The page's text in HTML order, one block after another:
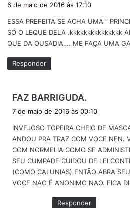
s
e
:
6 de maio de 2016 às 17:10
ESSA PREFEITA SE ACHA UMA ”
SÓ O LEQUE DELA .kkkkkkkkkkkkkkk
QUE DA OUSADIA…. ME FAÇA UMA
Responder
FAZ BARRIGUDA.
i
s
e
:
7 de maio de 2016 às 00:10
INVEJOSO TOPEIRA CHEIO DE
ANDOU PRA TRAZ COM VOCE NEN.
COM NORMELIA COMO SE
SEU CUMPADE CUIDOU DE LEI
(COMO CALUNIAS) ENTÃO ABRA
VOCE NAO É ANONIMO NAO. FICA
Responder